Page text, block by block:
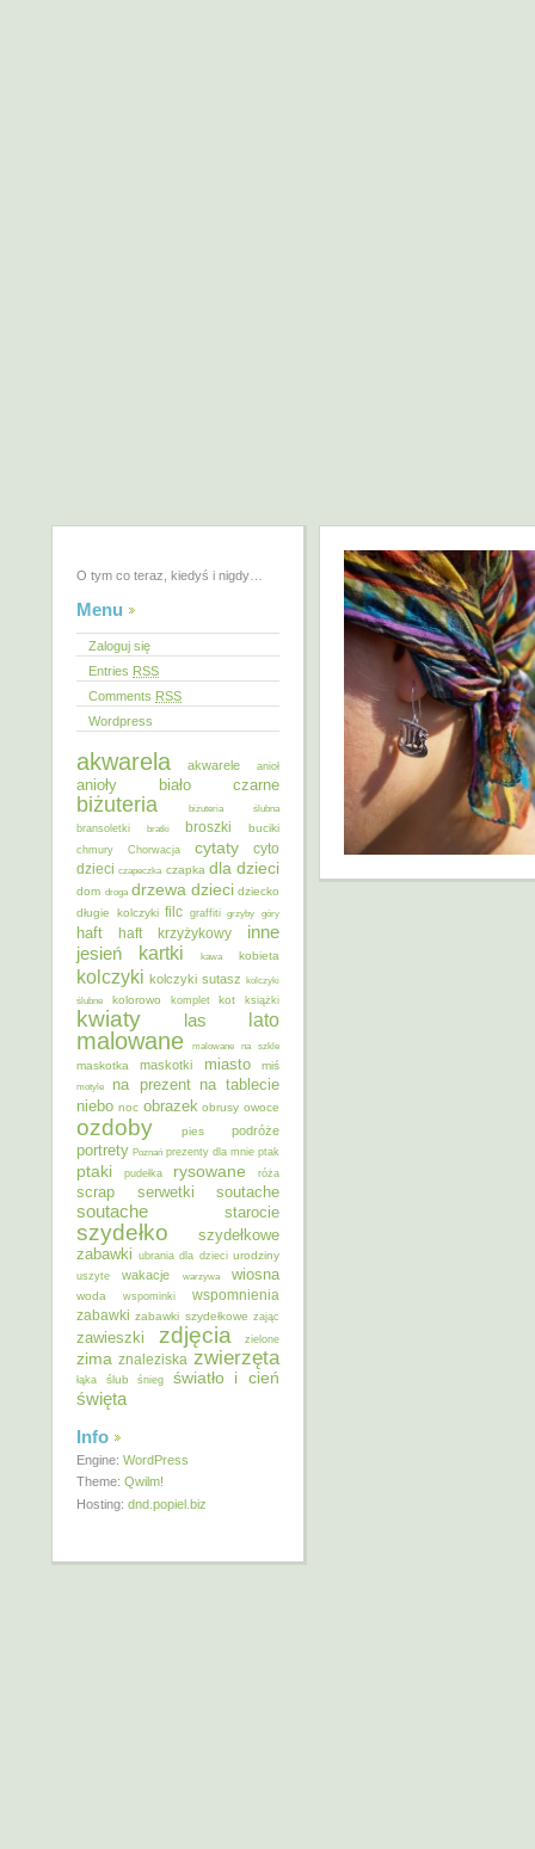
O tym co teraz, kiedyś i nigdy…
Menu
Zaloguj się
Entries RSS
Comments RSS
Wordpress
akwarela akwarele anioł
anioły biało czarne
biżuteria
biżuteria ślubna
bransoletki
bratki broszki buciki
chmury Chorwacja cytaty
cyto
dzieci czapeczka czapka dla dzieci
dom droga drzewa dzieci dziecko
długie kolczyki filc graffiti grzyby góry
haft haft krzyżykowy inne
jesień kartki kawa kobieta
kolczyki kolczyki sutasz kolczyki
ślubne
kolorowo komplet kot książki
kwiaty las lato
malowane malowane na szkle
maskotka maskotki miasto miś
motyle na prezent na tablecie
niebo noc obrazek obrusy owoce
ozdoby pies podróże
portrety Poznań prezenty dla mnie ptak
ptaki pudełka rysowane róża
scrap serwetki soutache
soutache starocie
szydełko
szydełkowe
zabawki ubrania dla dzieci urodziny
uszyte wakacje warzywa wiosna
woda wspominki
wspomnienia
zabawki zabawki szydełkowe zając
zawieszki zdjęcia zielone
zima znaleziska zwierzęta
łąka ślub śnieg światło i cień
święta
Info
Engine: WordPress
Theme: Qwilm!
Hosting: dnd.popiel.biz